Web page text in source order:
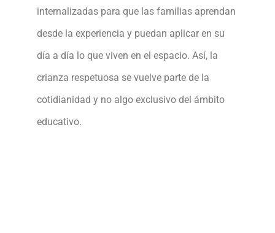
internalizadas para que las familias aprendan
desde la experiencia y puedan aplicar en su
día a día lo que viven en el espacio. Así, la
crianza respetuosa se vuelve parte de la
cotidianidad y no algo exclusivo del ámbito
educativo.